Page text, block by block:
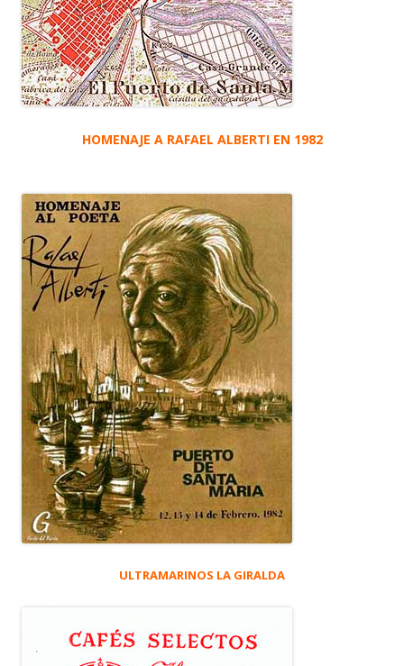
HOMENAJE A RAFAEL ALBERTI EN 1982
ULTRAMARINOS LA GIRALDA